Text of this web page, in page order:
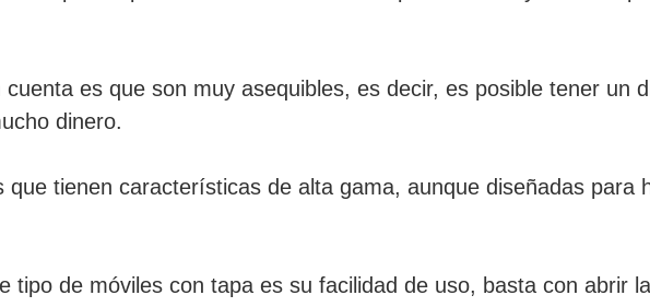
es que son muy asequibles, es decir, es posible tener un
dinero.
tienen características de alta gama, aunque diseñadas para
tipo de móviles con tapa es su facilidad de uso, basta con abrir